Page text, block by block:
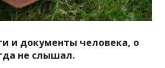
и документы человека, о
не слышал.